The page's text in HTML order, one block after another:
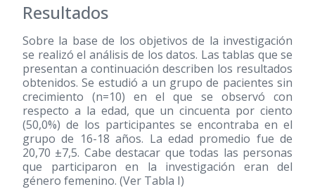
Resultados
Sobre la base de los objetivos de la investigación
se realizó el análisis de los datos. Las tablas que se
presentan a continuación describen los resultados
obtenidos. Se estudió a un grupo de pacientes sin
crecimiento (n=10) en el que se observó con
respecto a la edad, que un cincuenta por ciento
(50,0%) de los participantes se encontraba en el
grupo de 16-18 años. La edad promedio fue de
20,70 ±7,5. Cabe destacar que todas las personas
que participaron en la investigación eran del
género femenino. (Ver Tabla I)